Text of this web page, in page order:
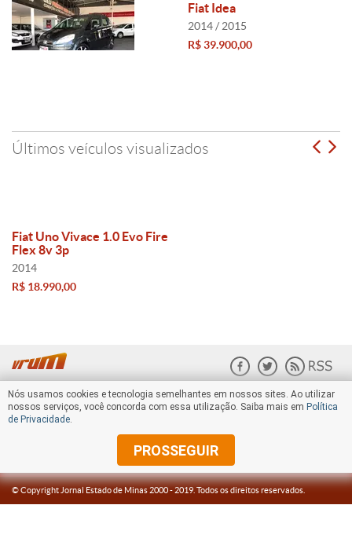
Fiat Idea
2014 / 2015
R$ 39.900,00
Últimos veículos visualizados
Fiat Uno Vivace 1.0 Evo Fire
Flex 8v 3p
2014
R$ 18.990,00
© Copyright Jornal Estado de Minas 2000 -2019. Todos os direitos reservados.
Nós usamos cookies e tecnologia semelhantes em nossos sites. Ao utilizar
nossos serviços, você concorda com essa utilização. Saiba mais em Política
de Privacidade.
PROSSEGUIR